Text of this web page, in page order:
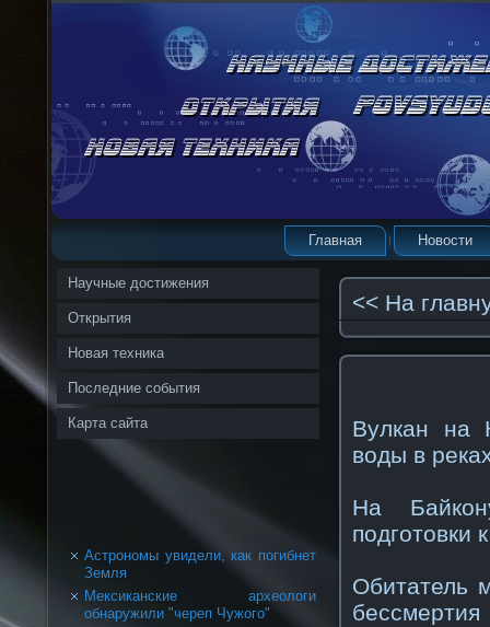
Главная Новости
Научные достижения
Открытия
Новая техника
Последние события
Карта сайта
Астрономы увидели, как погибнет
Земля
Мексиканские археологи
обнаружили "череп Чужого"
<< На
Вулкан на
воды в
На
подготовки
Обитатель
бессмертия